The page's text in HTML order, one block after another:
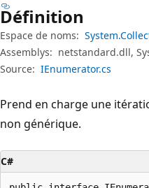
Définition
Espace de noms:
Assemblys: netstandard.dll,
Source: IEnumerator.cs
Prend en charge une
non générique.
C#